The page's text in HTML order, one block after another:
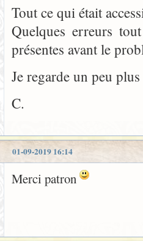
Tout ce qui était
Quelques erreurs
présentes avant le
Je regarde un peu
C.
01-09-2019 16:14
Merci patron